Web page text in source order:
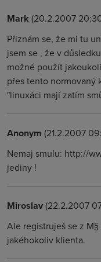
Mark (20.2.2007
Přiznám se, že mi tu
jsem se , že v
možné použít
přes tento normovaný
"linuxáci mají zatím
Anonym (21.2.2007
Nemaj smulu: http://
jediny !
Miroslav(22.2.2007
Ale registruješ se z
jakéhokoliv klienta.